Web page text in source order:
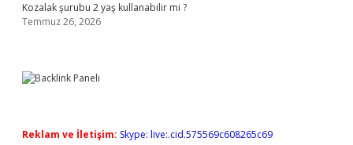
Kozalak şurubu 2 yaş kullanabilir mi ?
Temmuz 26, 2026
Reklam ve İletişim: Skype: live:.cid.575569c608265c69